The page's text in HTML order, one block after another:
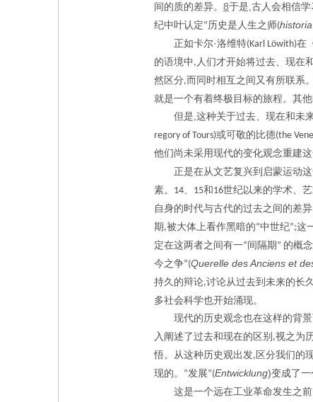
间的质的差异。 8于是,古人会相信
纪中叶认定“历史是人生之师(
正如卡尔·洛维特(Karl Löwith)在
的语境中 , 人们才开始将过去、现在
然区分,而同时相互之间又有所联系
就是一个有着终极目标的旅程。其
但是,这种关于过去、现在和未
regory of Tours)或可敬的比德(the
他们尚未采用现代的变化观念重建
正是在从文艺复兴到启蒙运动
素。 14、 15和 16世纪以来的学术、
自身的时代与古代的过去之间的差异
期 ,被大体上看作黑暗的“中世纪”;这
定在这两者之间有一“间隔期 ” 的概念
今之争”(Querelle des Anciens et
持久的辩论,讨论从过去到未来的长
多社会科学也开始涌现。
现代的历史观念也在这样的背
入阐述了过去和现在的区别 ,视之为
悟。从这种历史观出发, 区分我们的
现的。 “发展”(Entwicklung)变成了
这是一个远在工业革命发生之